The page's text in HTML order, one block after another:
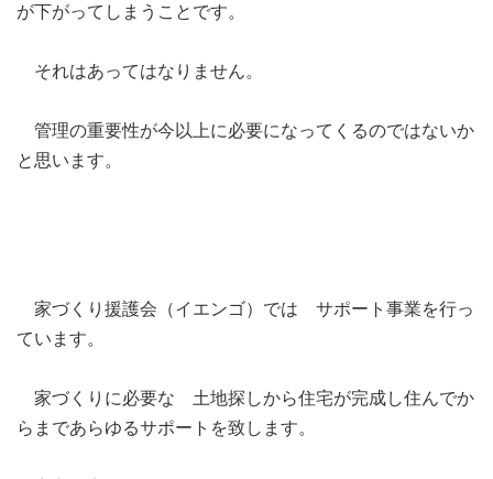
が下がってしまうことです。
それはあってはなりません。
管理の重要性が今以上に必要になってくるのではないか
と思います。
家づくり援護会（イエンゴ）では サポート事業を行っ
ています。
家づくりに必要な 土地探しから住宅が完成し住んでか
らまであらゆるサポートを致します。